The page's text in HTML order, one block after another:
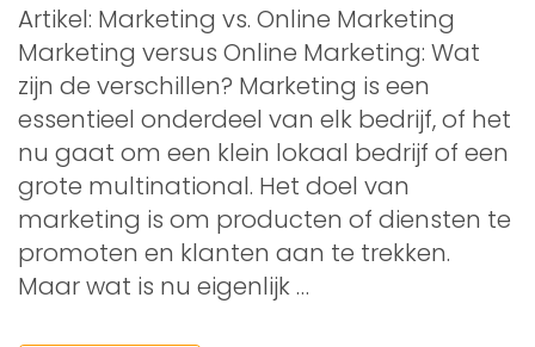
Artikel: Marketing vs. Online Marketing
Marketing versus Online Marketing: Wat
zijn de verschillen? Marketing is een
essentieel onderdeel van elk bedrijf, of het
nu gaat om een klein lokaal bedrijf of een
grote multinational. Het doel van
marketing is om producten of diensten te
promoten en klanten aan te trekken.
Maar wat is nu eigenlijk …